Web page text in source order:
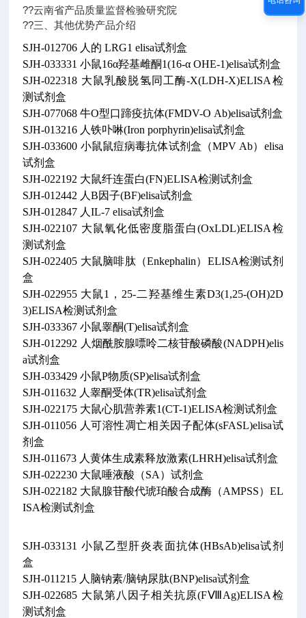
??云南省产品质量监督检验研究院
??三、其他优势产品介绍
SJH-012706 人的 LRG1 elisa试剂盒
SJH-033331 小鼠16α羟基雌酮1(16-α OHE-1)elisa试剂盒
SJH-022318 大鼠乳酸脱氢同工酶-X(LDH-X)ELISA检
测试剂盒
SJH-077068 牛O型口蹄疫抗体(FMDV-O Ab)elisa试剂盒
SJH-013216 人铁卟啉(Iron porphyrin)elisa试剂盒
SJH-033600 小鼠鼠痘病毒抗体试剂盒（MPV Ab）elisa
试剂盒
SJH-022192 大鼠纤连蛋白(FN)ELISA检测试剂盒
SJH-012442 人B因子(BF)elisa试剂盒
SJH-012847 人IL-7 elisa试剂盒
SJH-022107 大鼠氧化低密度脂蛋白(OxLDL)ELISA检
测试剂盒
SJH-022405 大鼠脑啡肽（Enkephalin）ELISA检测试剂
盒
SJH-022955 大鼠1，25-二羟基维生素D3(1,25-(OH)2D
3)ELISA检测试剂盒
SJH-033367 小鼠睾酮(T)elisa试剂盒
SJH-012292 人烟酰胺腺嘌呤二核苷酸磷酸(NADPH)elis
a试剂盒
SJH-033429 小鼠P物质(SP)elisa试剂盒
SJH-011632 人睾酮受体(TR)elisa试剂盒
SJH-022175 大鼠心肌营养素1(CT-1)ELISA检测试剂盒
SJH-011056 人可溶性凋亡相关因子配体(sFASL)elisa试
剂盒
SJH-011673 人黄体生成素释放激素(LHRH)elisa试剂盒
SJH-022230 大鼠唾液酸（SA）试剂盒
SJH-022182 大鼠腺苷酸代琥珀酸合成酶（AMPSS）EL
ISA检测试剂盒
SJH-033131 小鼠乙型肝炎表面抗体(HBsAb)elisa试剂
盒
SJH-011215 人脑钠素/脑钠尿肽(BNP)elisa试剂盒
SJH-022685 大鼠第八因子相关抗原(FⅧAg)ELISA检
测试剂盒